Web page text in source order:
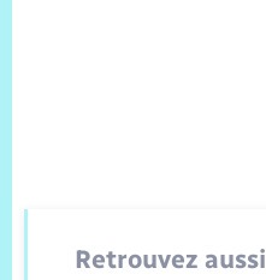
Retrouvez aussi